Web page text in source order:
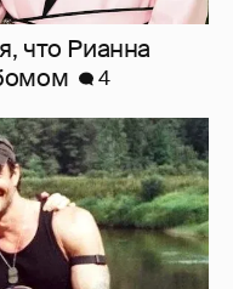
время в походе
Боярской
5